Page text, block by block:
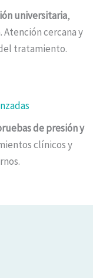
universitaria,
cercana y
tratamiento.
de presión y
clínicos y